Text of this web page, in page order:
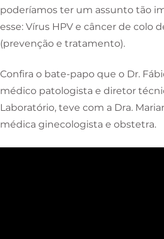
poderíamos ter um assunto tão
esse: Vírus HPV e câncer de colo
(prevenção e tratamento).
Confira o bate-papo que o Dr.
médico patologista e diretor
Laboratório, teve com a Dra.
médica ginecologista e obstetra.